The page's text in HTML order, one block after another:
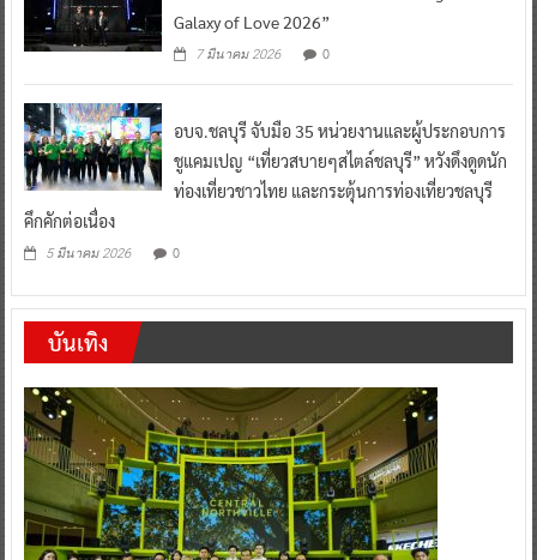
Galaxy of Love 2026”
7 มีนาคม 2026 0
อบจ.ชลบุรี จับมือ 35 หน่วยงานและผู้ประกอบการ
ชูแคมเปญ “เที่ยวสบายๆสไตล์ชลบุรี” หวังดึงดูดนัก
ท่องเที่ยวชาวไทย และกระตุ้นการท่องเที่ยวชลบุรี
คึกคักต่อเนื่อง
5 มีนาคม 2026 0
บันเทิง